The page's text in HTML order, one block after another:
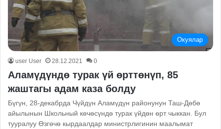
Окуялар
user User 28.12.2021 0
Аламүдүндө турак үй өрттөнүп, 85
жаштагы адам каза болду
Бүгүн, 28-декабрда Чүйдүн Аламүдүн районунун Таш-Дөбө
айылынын Школьный көчөсүндө турак үйдөн өрт чыккан. Бул
тууралуу Өзгөчө кырдаалдар министрлигинин маалымат